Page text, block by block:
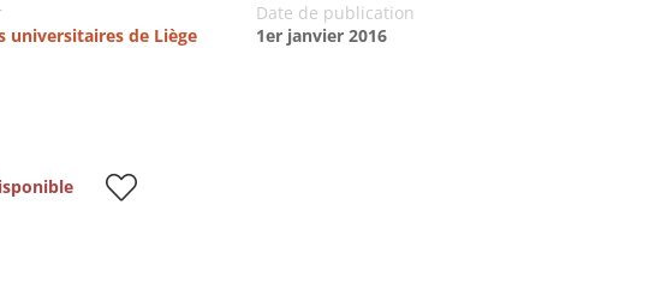
universitaires de Liège
Date de publication
1er janvier 2016